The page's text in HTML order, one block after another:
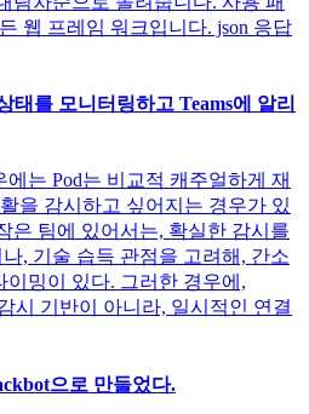
웹 프레임 워크입니다. json 응답
태를 모니터링하고 Teams에 알리
에는 Pod는 비교적 캐주얼하게 재
을 감시하고 싶어지는 경우가 있
은 팀에 있어서는, 확실한 감시를
, 기술 습득 관점을 고려해, 간소
밍이 있다. 그러한 경우에,
시 기반이 아니라, 일시적인 연결
으로 만들었다.